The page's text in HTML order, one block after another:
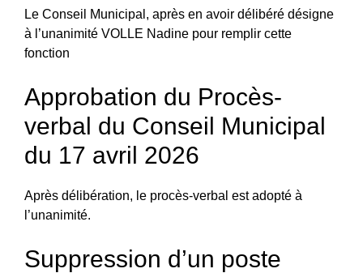
Le Conseil Municipal, après en avoir délibéré désigne
à l’unanimité VOLLE Nadine pour remplir cette
fonction
Approbation du Procès-
verbal du Conseil Municipal
du 17 avril 2026
Après délibération, le procès-verbal est adopté à
l’unanimité.
Suppression d’un poste